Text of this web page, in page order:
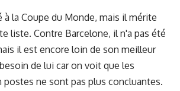
à la Coupe du Monde, mais il mérite
liste. Contre Barcelone, il n'a pas été
il est encore loin de son meilleur
de lui car on voit que les
postes ne sont pas plus concluantes.